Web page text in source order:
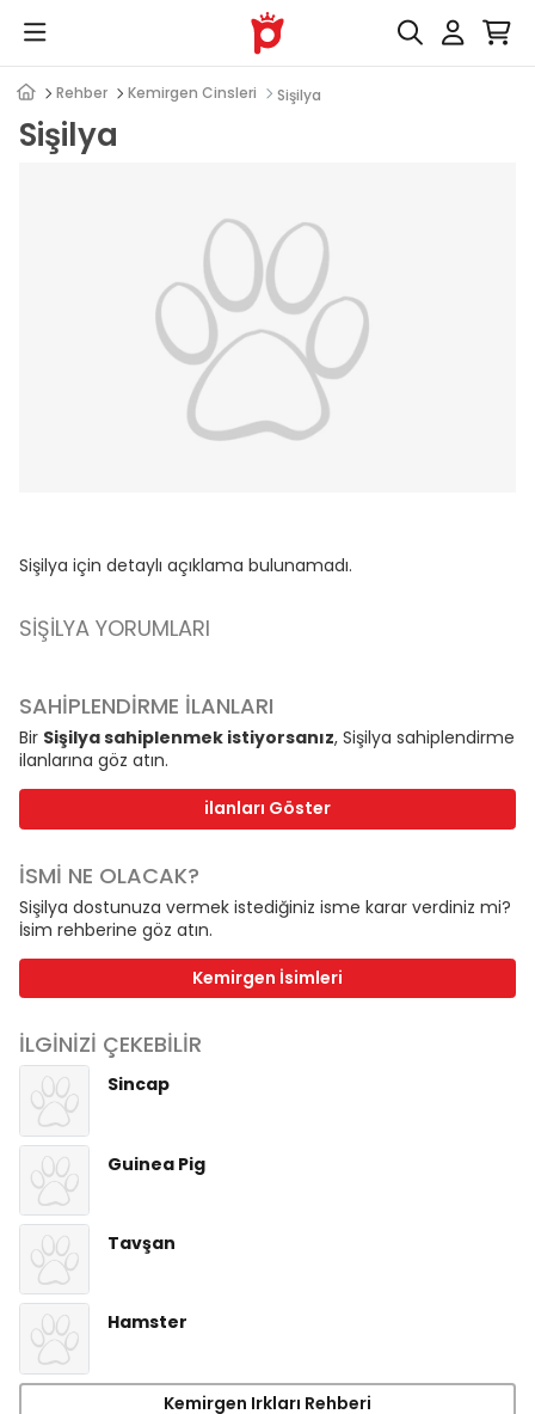
Rehber Kemirgen Cinsleri Sişilya
Sişilya
Sişilya için detaylı açıklama bulunamadı.
SIŞILYA YORUMLARI
SAHİPLENDİRME İLANLARI
Bir Sişilya sahiplenmek istiyorsanız, Sişilya sahiplendirme
ilanlarına göz atın.
ilanları Göster
İSMİ NE OLACAK?
Sişilya dostunuza vermek istediğiniz isme karar verdiniz mi?
İsim rehberine göz atın.
Kemirgen İsimleri
İLGİNİZİ ÇEKEBİLİR
Sincap
Guinea Pig
Tavşan
Hamster
Kemirgen Irkları Rehberi